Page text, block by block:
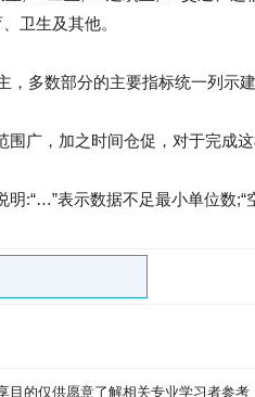
卫生及其他。
，多数部分的主要指标统一列示
围广，加之时间仓促，对于完成
:“…”表示数据不足最小单位数;“
目的仅供愿意了解相关专业学习者参